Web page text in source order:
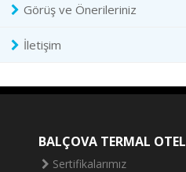
Görüş ve Önerileriniz
İletişim
BALÇOVA TERMAL OTEL
Sertifikalarımız